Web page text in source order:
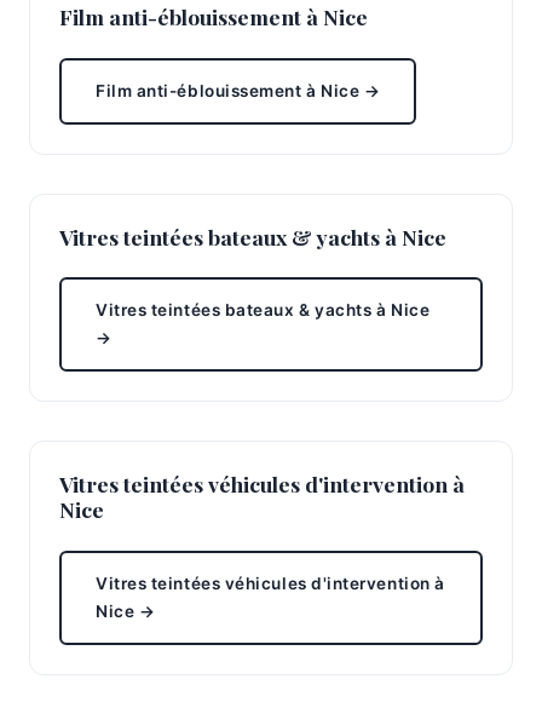
Film anti-éblouissement à Nice
Film anti-éblouissement à Nice →
Vitres teintées bateaux & yachts à Nice
Vitres teintées bateaux & yachts à Nice
→
Vitres teintées véhicules d'intervention à
Nice
Vitres teintées véhicules d'intervention à
Nice →